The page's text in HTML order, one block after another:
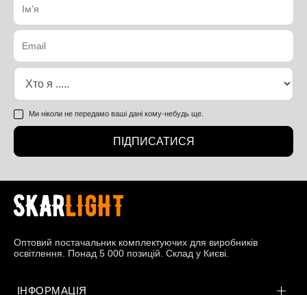
Ми ніколи не передамо ваші дані кому-небудь ще.
ПІДПИСАТИСЯ
Оптовий постачальник комплектуючих для виробників
освітлення. Понад 5 000 позицій. Склад у Києві.
ІНФОРМАЦІЯ